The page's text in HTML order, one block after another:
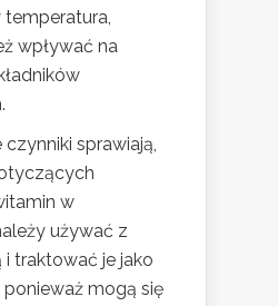
wpływać na
sprawiają,
w
używać z
traktować je jako
ponieważ mogą się